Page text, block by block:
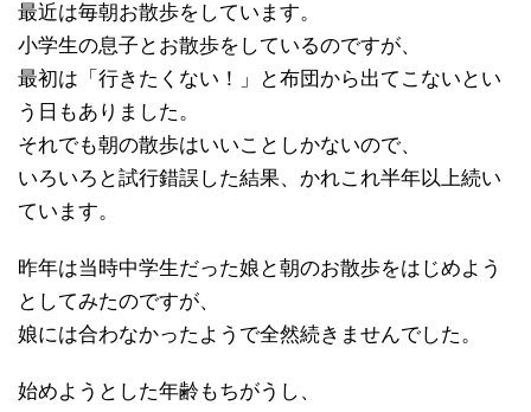
最近は毎朝お散歩をしています。
小学生の息子とお散歩をしているのですが、
最初は「行きたくない！」と布団から出てこないとい
う日もありました。
それでも朝の散歩はいいことしかないので、
いろいろと試行錯誤した結果、かれこれ半年以上続い
ています。
昨年は当時中学生だった娘と朝のお散歩をはじめよう
としてみたのですが、
娘には合わなかったようで全然続きませんでした。
始めようとした年齢もちがうし、